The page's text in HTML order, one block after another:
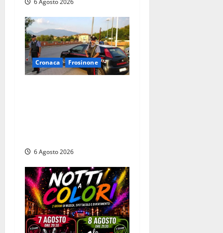
Cronaca Frosinone
6 Agosto 2026